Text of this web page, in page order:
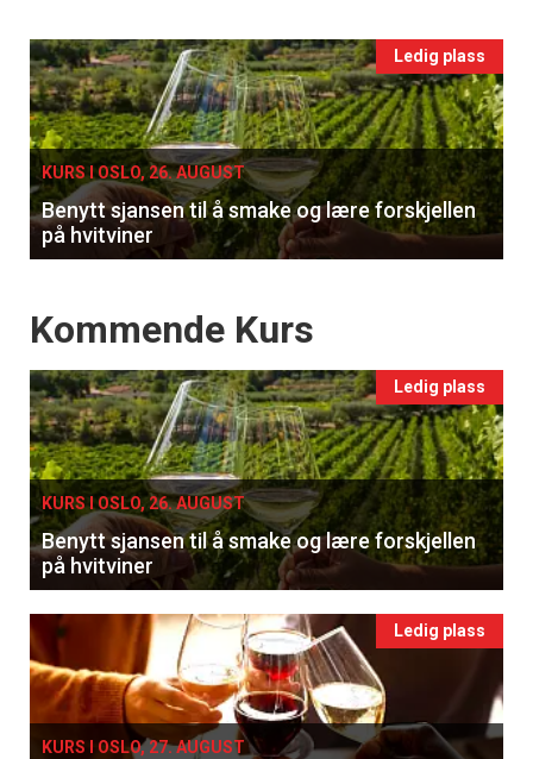
Events
single
Ledig plass
KURS I OSLO, 26. AUGUST
Benytt sjansen til å smake og lære forskjellen
på hvitviner
Events
Kommende Kurs
Ledig plass
KURS I OSLO, 26. AUGUST
Benytt sjansen til å smake og lære forskjellen
på hvitviner
Ledig plass
KURS I OSLO, 27. AUGUST